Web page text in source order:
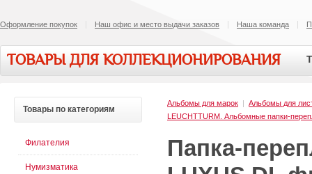
Оформление покупок Наш офис и место выдачи заказов Наша команда
ТОВАРЫ ДЛЯ КОЛЛЕКЦИОНИРОВАНИЯ
Альбомы для марок | Альбомы для
LEUCHTTURM. Альбомные папки-
Папка-
Товары по категориям
Филателия
Нумизматика